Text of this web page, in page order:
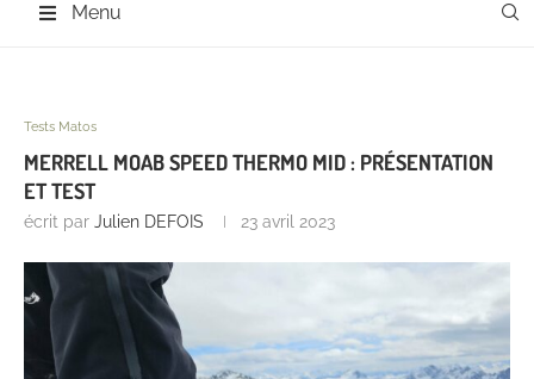
Menu
Tests Matos
MERRELL MOAB SPEED THERMO MID : PRÉSENTATION
ET TEST
écrit par Julien DEFOIS 23 avril 2023